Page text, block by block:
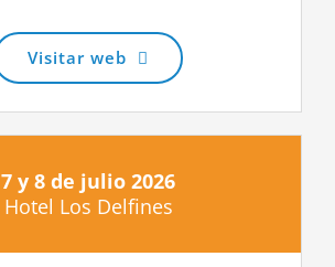
Visitar web
7 y 8 de julio 2026
Hotel Los Delfines